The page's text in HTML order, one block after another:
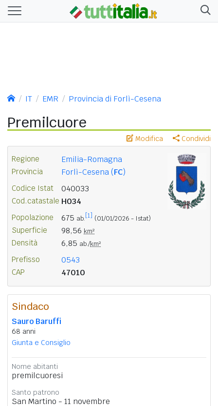
IT EMR Provincia di Forlì-Cesena
Premilcuore
Modifica Condividi
Regione Emilia-Romagna
Provincia Forlì-Cesena (FC)
Codice Istat 040033
Cod.catastale H034
Popolazione 675 ab. [1] (01/01/2026 - Istat)
Superficie 98,56 km²
Densità 6,85 ab./km²
Prefisso 0543
CAP 47010
Sindaco
Sauro Baruffi
68 anni
Giunta e Consiglio
Nome abitanti
premilcuoresi
Santo patrono
San Martino - 11 novembre